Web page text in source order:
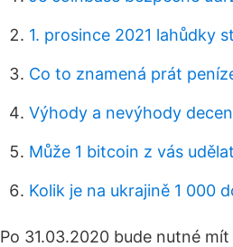
1. prosince 2021 lahůdky
Co to znamená prát
Výhody a nevýhody
Může 1 bitcoin z vás
Kolik je na ukrajině 1 000
Po 31.03.2020 bude nutné